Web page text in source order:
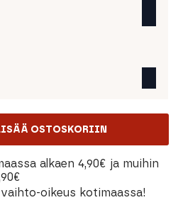
OSTOSKORIIN
alkaen 4,90€ ja muihin
oikeus kotimaassa!